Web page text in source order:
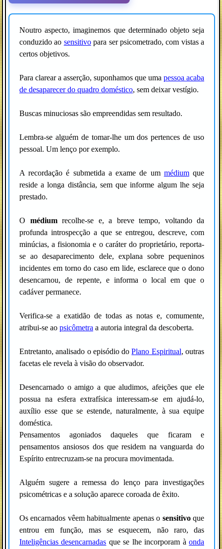
Noutro aspecto, imaginemos que determinado objeto seja
conduzido ao sensitivopara ser psicometrado, com vistas a
certos objetivos.
Para clarear a asserção, suponhamos que uma pessoa acaba
de desaparecer do quadro doméstico, sem deixar vestígio.
Buscas minuciosas são empreendidas sem resultado.
Lembra-se alguém de tomar-lhe um dos pertences de uso
pessoal. Um lenço por exemplo.
A recordação é submetida a exame de um médiumque
reside a longa distância, sem que informe algum lhe seja
prestado.
O médiumrecolhe-se e, a breve tempo, voltando da
profunda introspecção a que se entregou, descreve, com
minúcias, a fisionomia e o caráter do proprietário, reporta-
se ao desaparecimento dele, explana sobre pequeninos
incidentes em torno do caso em lide, esclarece que o dono
desencarnou, de repente, e informa o local em que o
cadáver permanece.
Verifica-se a exatidão de todas as notas e, comumente,
atribui-se ao psicômetra a autoria integral da descoberta.
Entretanto, analisado o episódio doPlano Espiritual, outras
facetas ele revela à visão do observador.
Desencarnado o amigo a que aludimos, afeições que ele
possua na esfera extrafísica interessam-se em ajudá-lo,
auxílio esse que se estende, naturalmente, à sua equipe
doméstica.
Pensamentos agoniados daqueles que ficaram e
pensamentos ansiosos dos que residem na vanguarda do
Espírito entrecruzam-se na procura movimentada.
Alguém sugere a remessa do lenço para investigações
psicométricas e a solução aparece coroada de êxito.
Os encarnados vêem habitualmente apenas o sensitivoque
entrou em função, mas se esquecem, não raro, das
Inteligências desencarnadas que se lhe incorporam àonda